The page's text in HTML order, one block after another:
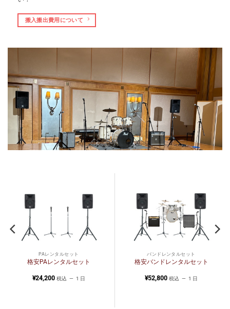
搬入搬出費用について
PAレンタルセット
格安PAレンタルセット
¥24,200 税込 1 日
バンドレンタルセット
格安バンドレンタルセット
¥52,800 税込 1 日